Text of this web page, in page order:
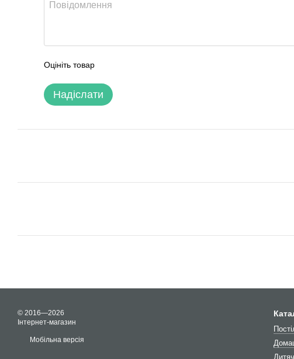
Оцініть товар
Надіслати
© 2016—2026
Інтернет-магазин
Мобільна версія